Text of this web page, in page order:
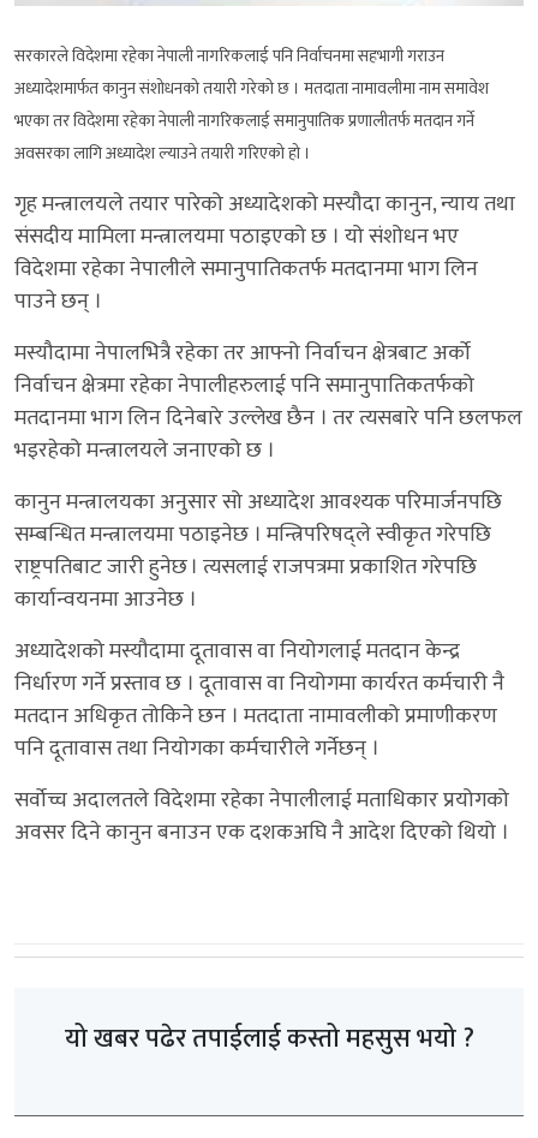
सरकारले विदेशमा रहेका नेपाली नागरिकलाई पनि निर्वाचनमा सहभागी गराउन
अध्यादेशमार्फत कानुन संशोधनको तयारी गरेको छ । मतदाता नामावलीमा नाम समावेश
भएका तर विदेशमा रहेका नेपाली नागरिकलाई समानुपातिक प्रणालीतर्फ मतदान गर्ने
अवसरका लागि अध्यादेश ल्याउने तयारी गरिएको हो ।
गृह मन्त्रालयले तयार पारेको अध्यादेशको मस्यौदा कानुन, न्याय तथा
संसदीय मामिला मन्त्रालयमा पठाइएको छ । यो संशोधन भए
विदेशमा रहेका नेपालीले समानुपातिकतर्फ मतदानमा भाग लिन
पाउने छन् ।
मस्यौदामा नेपालभित्रै रहेका तर आफ्नो निर्वाचन क्षेत्रबाट अर्काे
निर्वाचन क्षेत्रमा रहेका नेपालीहरुलाई पनि समानुपातिकतर्फको
मतदानमा भाग लिन दिनेबारे उल्लेख छैन । तर त्यसबारे पनि छलफल
भइरहेको मन्त्रालयले जनाएको छ ।
कानुन मन्त्रालयका अनुसार सो अध्यादेश आवश्यक परिमार्जनपछि
सम्बन्धित मन्त्रालयमा पठाइनेछ । मन्त्रिपरिषद्ले स्वीकृत गरेपछि
राष्ट्रपतिबाट जारी हुनेछ । त्यसलाई राजपत्रमा प्रकाशित गरेपछि
कार्यान्वयनमा आउनेछ ।
अध्यादेशको मस्यौदामा दूतावास वा नियोगलाई मतदान केन्द्र
निर्धारण गर्ने प्रस्ताव छ । दूतावास वा नियोगमा कार्यरत कर्मचारी नै
मतदान अधिकृत तोकिने छन । मतदाता नामावलीको प्रमाणीकरण
पनि दूतावास तथा नियोगका कर्मचारीले गर्नेछन् ।
सर्वाेच्च अदालतले विदेशमा रहेका नेपालीलाई मताधिकार प्रयोगको
अवसर दिने कानुन बनाउन एक दशकअघि नै आदेश दिएको थियो ।
यो खबर पढेर तपाईलाई कस्तो महसुस भयो ?